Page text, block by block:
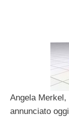
Angela
annunciato